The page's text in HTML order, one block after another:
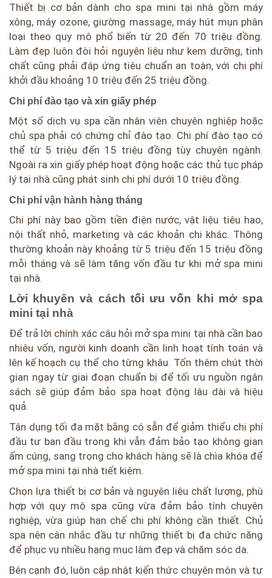
Thiết bị cơ bản dành cho spa mini tại nhà gồm máy
xông, máy ozone, giường massage, máy hút mụn phân
loại theo quy mô phổ biến từ 20 đến 70 triệu đồng.
Làm đẹp luôn đòi hỏi nguyên liệu như kem dưỡng, tinh
chất cũng phải đáp ứng tiêu chuẩn an toàn, với chi phí
khởi đầu khoảng 10 triệu đến 25 triệu đồng.
Chi phí đào tạo và xin giấy phép
Một số dịch vụ spa cần nhân viên chuyên nghiệp hoặc
chủ spa phải có chứng chỉ đào tạo. Chi phí đào tạo có
thể từ 5 triệu đến 15 triệu đồng tùy chuyên ngành.
Ngoài ra xin giấy phép hoạt động hoặc các thủ tục pháp
lý tại nhà cũng phát sinh chi phí dưới 10 triệu đồng.
Chi phí vận hành hàng tháng
Chi phí này bao gồm tiền điện nước, vật liệu tiêu hao,
nội thất nhỏ, marketing và các khoản chi khác. Thông
thường khoản này khoảng từ 5 triệu đến 15 triệu đồng
mỗi tháng và sẽ làm tăng vốn đầu tư khi mở spa mini
tại nhà.
Lời khuyên và cách tối ưu vốn khi mở spa
mini tại nhà
Để trả lời chính xác câu hỏi mở spa mini tại nhà cần bao
nhiêu vốn, người kinh doanh cần linh hoạt tính toán và
lên kế hoạch cụ thể cho từng khâu. Tốn thêm chút thời
gian ngay từ giai đoạn chuẩn bị để tối ưu nguồn ngân
sách sẽ giúp đảm bảo spa hoạt động lâu dài và hiệu
quả.
Tận dụng tối đa mặt bằng có sẵn để giảm thiểu chi phí
đầu tư ban đầu trong khi vẫn đảm bảo tạo không gian
ấm cúng, sang trọng cho khách hàng sẽ là chìa khóa để
mở spa mini tại nhà tiết kiệm.
Chọn lựa thiết bị cơ bản và nguyên liệu chất lượng, phù
hợp với quy mô spa cũng vừa đảm bảo tính chuyên
nghiệp, vừa giúp hạn chế chi phí không cần thiết. Chủ
spa nên cân nhắc đầu tư những thiết bị đa chức năng
để phục vụ nhiều hạng mục làm đẹp và chăm sóc da.
Bên cạnh đó, luôn cập nhật kiến thức chuyên môn và tự